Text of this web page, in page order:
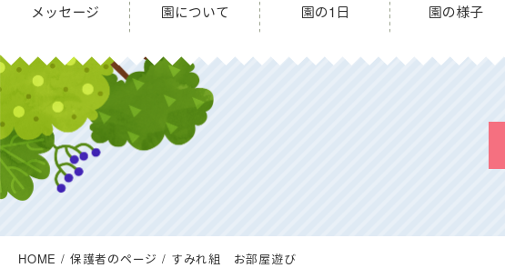
メッセージ 園について 園の1日 園の様子
HOME 保護者のページ すみれ組 お部屋遊び